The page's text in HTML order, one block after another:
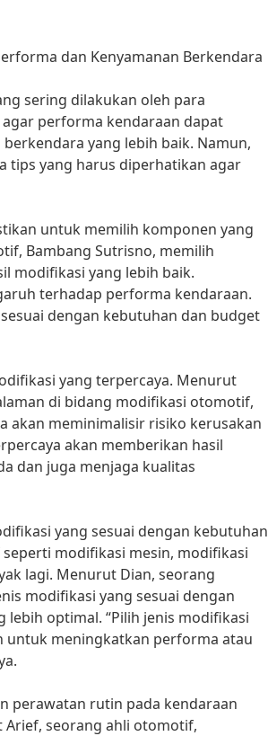
dan Kenyamanan Berkendara
sering dilakukan oleh para
performa kendaraan dapat
yang lebih baik. Namun,
tips yang harus diperhatikan agar
untuk memilih komponen yang
Bambang Sutrisno, memilih
modifikasi yang lebih baik.
terhadap performa kendaraan.
dengan kebutuhan dan budget
yang terpercaya. Menurut
di bidang modifikasi otomotif,
akan meminimalisir risiko kerusakan
akan memberikan hasil
dan juga menjaga kualitas
yang sesuai dengan kebutuhan
modifikasi mesin, modifikasi
lagi. Menurut Dian, seorang
modifikasi yang sesuai dengan
lebih optimal. “Pilih jenis modifikasi
untuk meningkatkan performa atau
perawatan rutin pada kendaraan
seorang ahli otomotif,